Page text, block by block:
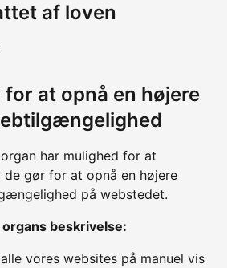
af loven
at opnå en højere
har mulighed for at
de gør for at opnå en højere
på webstedet.
beskrivelse:
vores websites på manuel vis